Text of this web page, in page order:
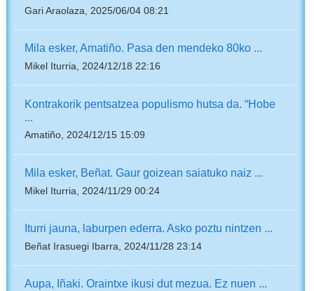
Gari Araolaza, 2025/06/04 08:21
Mila esker, Amatiño. Pasa den mendeko 80ko ...
Mikel Iturria, 2024/12/18 22:16
Kontrakorik pentsatzea populismo hutsa da. “Hobe
Amatiño, 2024/12/15 15:09
Mila esker, Beñat. Gaur goizean saiatuko naiz ...
Mikel Iturria, 2024/11/29 00:24
Iturri jauna, laburpen ederra. Asko poztu nintzen ...
Beñat Irasuegi Ibarra, 2024/11/28 23:14
Aupa, Iñaki. Oraintxe ikusi dut mezua. Ez nuen ...